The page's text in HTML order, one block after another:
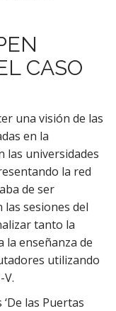
CASO
una visión de las
en la
las universidades
la red
de ser
las sesiones del
tanto la
la enseñanza de
utilizando
las Puertas